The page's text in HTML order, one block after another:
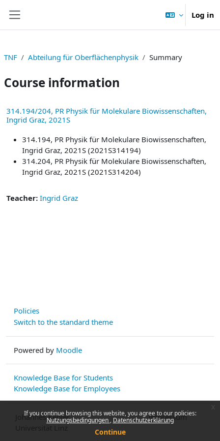
If you continue browsing this website, you agree to our policies:
Nutzungsbedingungen Datenschutzerklärung
Continue
Log in
TNF Abteilung für Oberflächenphysik Summary
Course information
314.194/204, PR Physik für Molekulare Biowissenschaften,
Ingrid Graz, 2021S
314.194, PR Physik für Molekulare Biowissenschaften,
Ingrid Graz, 2021S (2021S314194)
314.204, PR Physik für Molekulare Biowissenschaften,
Ingrid Graz, 2021S (2021S314204)
Teacher: Ingrid Graz
Policies
Switch to the standard theme
Powered by Moodle
Knowledge Base for Students
Knowledge Base for Employees
Johannes Kepler
Impressum